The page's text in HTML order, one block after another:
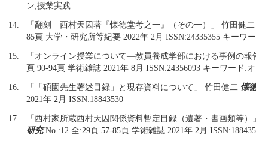
ン,授業実践
14.
「翻刻 西村天囚著『懐徳堂考之一』（その一）」 竹田健二
85頁 大学・研究所等紀要 2022年 2月 ISSN:24335355 キーワ
15.
「オンライン授業について―教員養成学部における事例の報
頁 90-94頁 学術雑誌 2021年 8月 ISSN:24356093 キーワード
16.
「「碩園先生著述目録」と現存資料について」 竹田健二 懐
2021年 2月 ISSN:18843530
17.
「西村家所蔵西村天囚関係資料暫定目録（遺著・書画類等
研究No.:12 全:29頁 57-85頁 学術雑誌 2021年 2月